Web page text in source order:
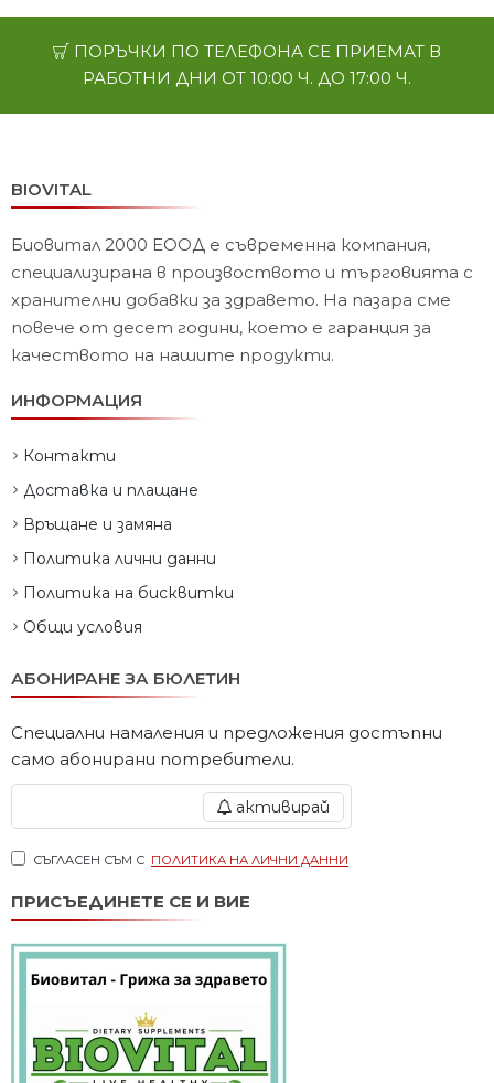
ПОРЪЧКИ ПО ТЕЛЕФОНА СЕ ПРИЕМАТ В
РАБОТНИ ДНИ ОТ 10:00 Ч. ДО 17:00 Ч.
BIOVITAL
Биовитал 2000 ЕООД е съвременна компания,
специализирана в произвоството и търговията с
хранителни добавки за здравето. На пазара сме
повече от десет години, което е гаранция за
качеството на нашите продукти.
ИНФОРМАЦИЯ
Контакти
Доставка и плащане
Връщане и замяна
Политика лични данни
Политика на бисквитки
Общи условия
АБОНИРАНЕ ЗА БЮЛЕТИН
Специални намаления и предложения достъпни
само абонирани потребители.
активирай
СЪГЛАСЕН СЪМ С ПОЛИТИКА НА ЛИЧНИ ДАННИ
ПРИСЪЕДИНЕТЕ СЕ И ВИЕ